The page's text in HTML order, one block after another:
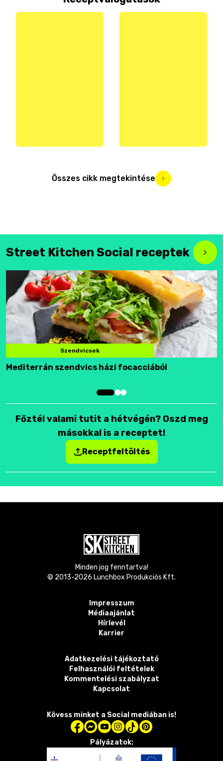
Összes cikk megtekintése
Street Kitchen Social receptek
Szendvicsek
Mediterrán szendvics házi focacciából
Főztél valami tutit a hétvégén? Oszd meg
másokkal is a receptet!
Receptfeltöltés
Minden jog fenntartva!
© 2013-2026 Lunchbox Produkciós Kft.
Impresszum
Médiaajánlat
Hírlevél
Karrier
Adatkezelési tájékoztató
Felhasználói feltételek
Kommentelési szabályzat
Kapcsolat
Kövess minket a Social mediában is!
Pályázatok: